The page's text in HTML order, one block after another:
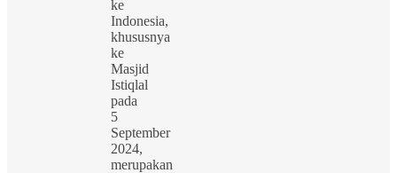
ke
Indonesia,
khususnya
ke
Masjid
Istiqlal
pada
5
September
2024,
merupakan